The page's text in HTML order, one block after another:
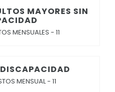
MAYORES SIN
MENSUALES - 11
MENSUAL - 11